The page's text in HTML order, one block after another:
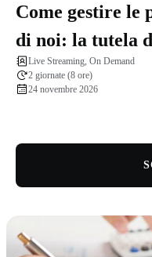
Come gestire le
di noi: la tutela
Live Streaming, On Demand
2 giornate (8 ore)
24 novembre 2026